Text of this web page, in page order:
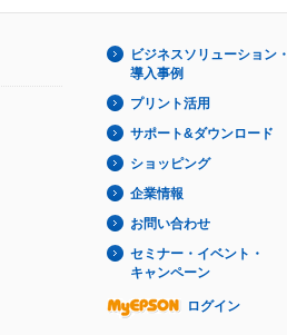
ビジネスソリューション・
導入事例
プリント活用
サポート&ダウンロード
ショッピング
企業情報
お問い合わせ
セミナー・イベント・
キャンペーン
ログイン